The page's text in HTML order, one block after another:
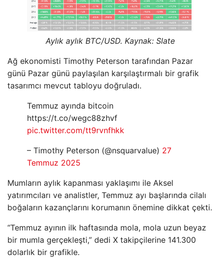
Aylık aylık BTC/USD. Kaynak: Slate
Ağ ekonomisti Timothy Peterson tarafından Pazar
günü Pazar günü paylaşılan karşılaştırmalı bir grafik
tasarımcı mevcut tabloyu doğruladı.
Temmuz ayında bitcoin
https://t.co/wegc88zhvf
pic.twitter.com/tt9rvnfhkk
– Timothy Peterson (@nsquarvalue) 27
Temmuz 2025
Mumların aylık kapanması yaklaşımı ile Aksel
yatırımcıları ve analistler, Temmuz ayı başlarında cilalı
boğaların kazançlarını korumanın önemine dikkat çekti.
“Temmuz ayının ilk haftasında mola, mola uzun beyaz
bir mumla gerçekleşti,” dedi X takipçilerine 141.300
dolarlık bir grafikle.